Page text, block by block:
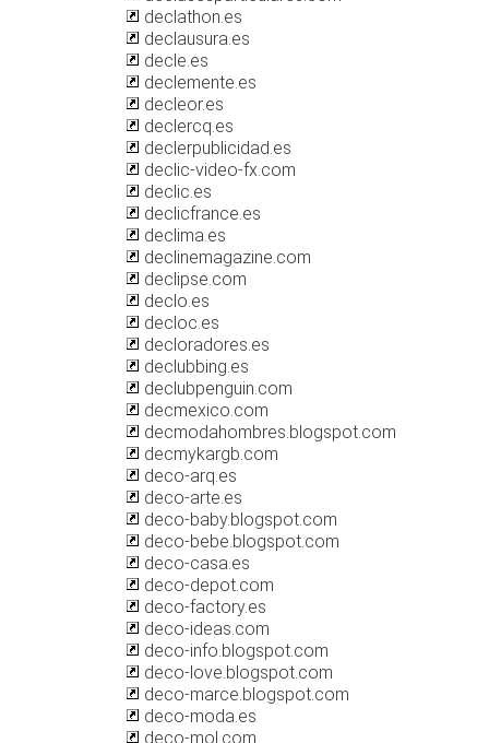
declathon.es
declausura.es
decle.es
declemente.es
decleor.es
declercq.es
declerpublicidad.es
declic-video-fx.com
declic.es
declicfrance.es
declima.es
declinemagazine.com
declipse.com
declo.es
decloc.es
decloradores.es
declubbing.es
declubpenguin.com
decmexico.com
decmodahombres.blogspot.com
decmykargb.com
deco-arq.es
deco-arte.es
deco-baby.blogspot.com
deco-bebe.blogspot.com
deco-casa.es
deco-depot.com
deco-factory.es
deco-ideas.com
deco-info.blogspot.com
deco-love.blogspot.com
deco-marce.blogspot.com
deco-moda.es
deco-mol.com